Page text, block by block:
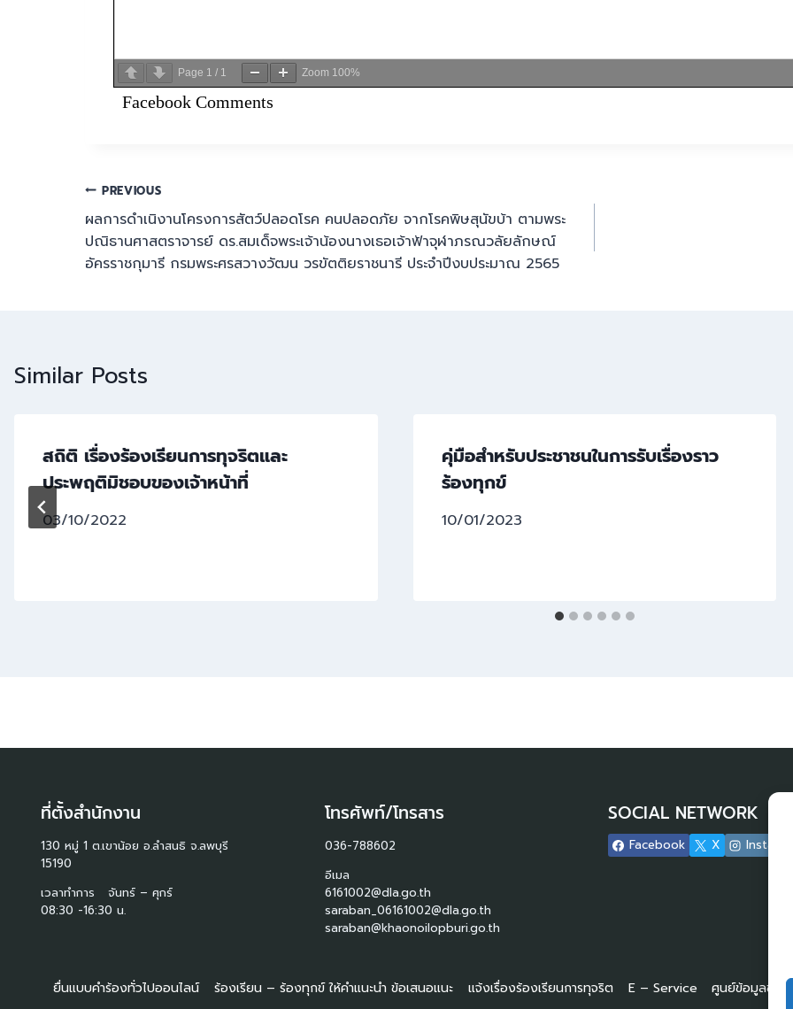
Page 1 / 1 Zoom 100%
Facebook Comments
PREVIOUS
ผลการดำเนิงานโครงการสัตว์ปลอดโรค คนปลอดภัย จากโรคพิษสุนัขบ้า ตามพระ
ปณิธานศาสตราจารย์ ดร.สมเด็จพระเจ้าน้องนางเธอเจ้าฟ้าจุฬาภรณวลัยลักษณ์
อัครราชกุมารี กรมพระศรสวางวัฒน วรขัตติยราชนารี ประจำปีงบประมาณ 2565
Similar Posts
สถิติ เรื่องร้องเรียนการทุจริตและ
ประพฤติมิชอบของเจ้าหน้าที่
03/10/2022
คุ่มือสำหรับประชาชนในการรับเรื่องราว
ร้องทุกข์
10/01/2023
ที่ตั้งสำนักงาน
130 หมู่ 1 ต.เขาน้อย อ.ลำสนธิ จ.ลพบุรี
15190
เวลาทำการ จันทร์ – ศุกร์
08:30 -16:30 น.
โทรศัพท์/โทรสาร
036-788602
อีเมล
6161002@dla.go.th
saraban_06161002@dla.go.th
saraban@khaonoilopburi.go.th
SOCIAL NETWORK
Facebook X
ยื่นแบบคำร้องทั่วไปออนไลน์ ร้องเรียน – ร้องทุกข์ ให้คำแนะนำ ข้อเสนอแนะ แจ้งเรื่องร้องเรียนการทุจริต E – Service ศูนย์ข้อมูลข่าว